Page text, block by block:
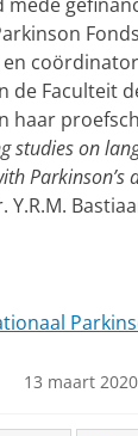
de Faculteit
haar
studies on
Parkinson’s
13 maart